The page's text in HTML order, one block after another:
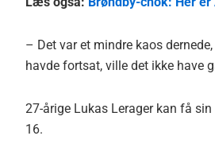
– Det var et mindre kaos
havde fortsat, ville det ikke have
27-årige Lukas Lerager kan få
16.